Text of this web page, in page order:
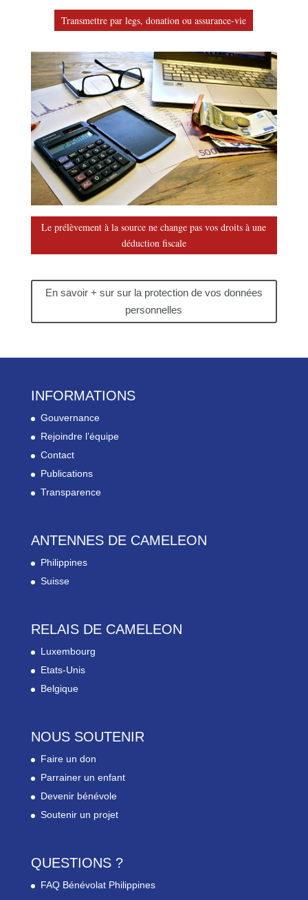
Transmettre par legs, donation ou assurance-vie
Le prélèvement à la source ne change pas vos droits à une
déduction fiscale
En savoir + sur sur la protection de vos données
personnelles
INFORMATIONS
Gouvernance
Rejoindre l’équipe
Contact
Publications
Transparence
ANTENNES DE CAMELEON
Philippines
Suisse
RELAIS DE CAMELEON
Luxembourg
Etats-Unis
Belgique
NOUS SOUTENIR
Faire un don
Parrainer un enfant
Devenir bénévole
Soutenir un projet
QUESTIONS ?
FAQ Bénévolat Philippines